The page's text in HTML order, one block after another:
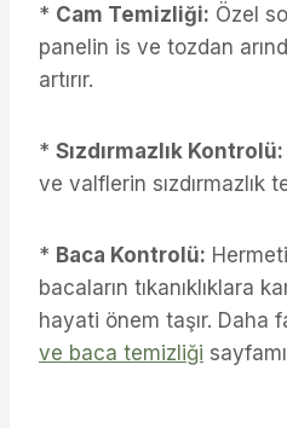
* Cam Temizliği: Özel
panelin is ve tozdan
artırır.
* Sızdırmazlık Kontrolü:
ve valflerin sızdırmazlık
* Baca Kontrolü:
bacaların tıkanıklıklara
hayati önem taşır. Daha
ve baca temizliği